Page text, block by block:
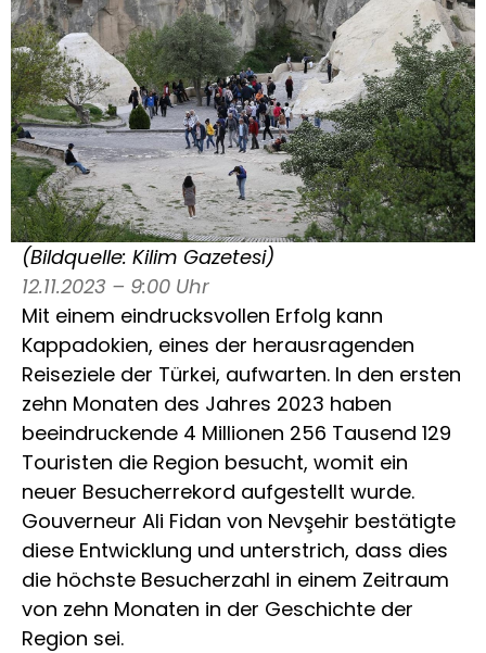
(Bildquelle: Kilim Gazetesi)
12.11.2023 – 9:00 Uhr
Mit einem eindrucksvollen Erfolg kann
Kappadokien, eines der herausragenden
Reiseziele der Türkei, aufwarten. In den ersten
zehn Monaten des Jahres 2023 haben
beeindruckende 4 Millionen 256 Tausend 129
Touristen die Region besucht, womit ein
neuer Besucherrekord aufgestellt wurde.
Gouverneur Ali Fidan von Nevşehir bestätigte
diese Entwicklung und unterstrich, dass dies
die höchste Besucherzahl in einem Zeitraum
von zehn Monaten in der Geschichte der
Region sei.